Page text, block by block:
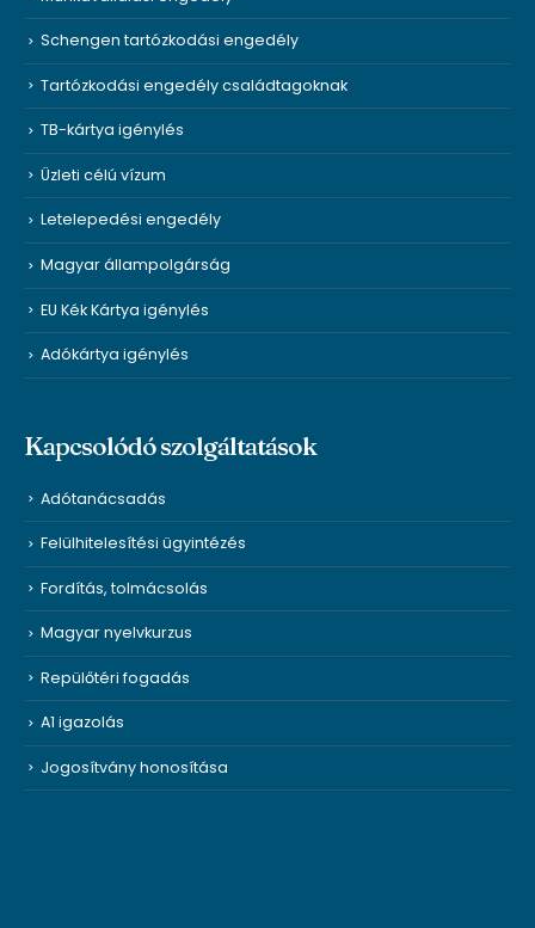
Schengen tartózkodási engedély
Tartózkodási engedély családtagoknak
TB-kártya igénylés
Üzleti célú vízum
Letelepedési engedély
Magyar állampolgárság
EU Kék Kártya igénylés
Adókártya igénylés
Kapcsolódó szolgáltatások
Adótanácsadás
Felülhitelesítési ügyintézés
Fordítás, tolmácsolás
Magyar nyelvkurzus
Repülőtéri fogadás
A1 igazolás
Jogosítvány honosítása